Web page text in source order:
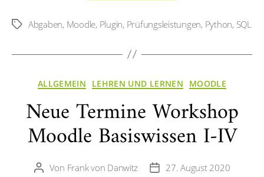
Schlagwörter
Abgaben, Moodle, Plugin, Prüfungsleistungen, Python, SQL
Kategorien
ALLGEMEIN LEHREN UND LERNEN MOODLE
Neue Termine Workshop
Moodle Basiswissen I-IV
Beitragsautor
Von Frank von Danwitz Veröffentlichungsdatum
27. August 2020